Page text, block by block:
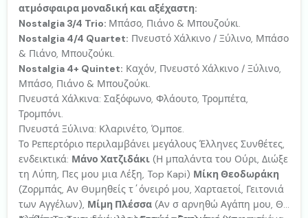
ατμόσφαιρα μοναδική και αξέχαστη:
Nostalgia 3/4 Trio: Μπάσο, Πιάνο & Μπουζούκι.
Nostalgia 4/4 Quartet: Πνευστό Χάλκινο / Ξύλινο, Μπάσο
& Πιάνο, Μπουζούκι.
Nostalgia 4+ Quintet: Καχόν, Πνευστό Χάλκινο / Ξύλινο,
Μπάσο, Πιάνο & Μπουζούκι.
Πνευστά Χάλκινα: Σαξόφωνο, Φλάουτο, Τρομπέτα,
Τρομπόνι.
Πνευστά Ξύλινα: Κλαρινέτο, Όμποε.
Το Ρεπερτόριο περιλαμβάνει μεγάλους Έλληνες Συνθέτες,
ενδεικτικά: Μάνο Χατζιδάκι (Η μπαλάντα του Ούρι, Διώξε
τη Λύπη, Πες μου μια Λέξη, Top Kapi) Μίκη Θεοδωράκη
(Ζορμπάς, Αν Θυμηθείς τ΄όνειρό μου, Χαρταετοί, Γειτονιά
των Αγγέλων), Μίμη Πλέσσα (Αν σ αρνηθώ Αγάπη μου, Θα